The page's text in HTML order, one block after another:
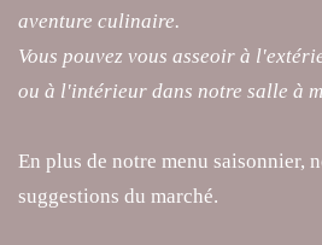
aventure culinaire.
Vous pouvez vous asseoir à
ou à l'intérieur dans notre salle à
En plus de notre menu saisonnier,
suggestions du marché.